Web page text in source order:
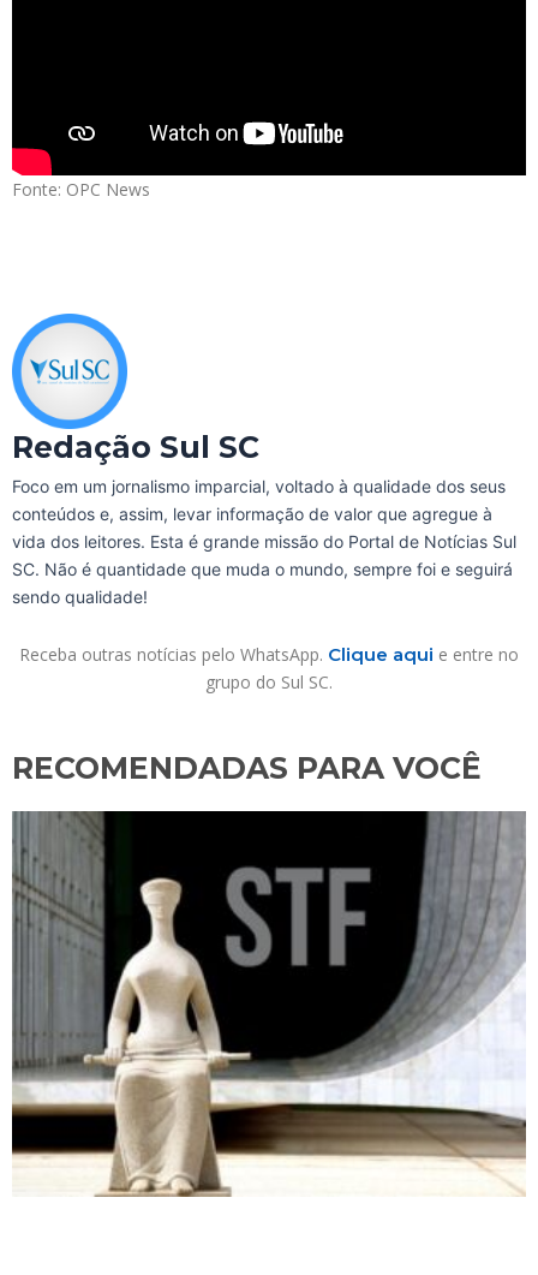
Fonte: OPC News
Redação Sul SC
Foco em um jornalismo imparcial, voltado à qualidade dos seus
conteúdos e, assim, levar informação de valor que agregue à
vida dos leitores. Esta é grande missão do Portal de Notícias Sul
SC. Não é quantidade que muda o mundo, sempre foi e seguirá
sendo qualidade!
Receba outras notícias pelo WhatsApp. Clique aqui e entre no
grupo do Sul SC.
RECOMENDADAS PARA VOCÊ​